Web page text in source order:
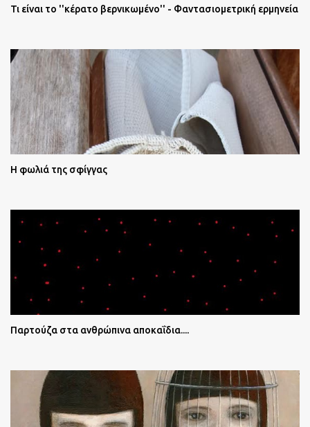
Τι είναι το ''κέρατο βερνικωμένο'' - Φαντασιομετρική ερμηνεία
Η φωλιά της σφίγγας
Παρτούζα στα ανθρώπινα αποκαΐδια....